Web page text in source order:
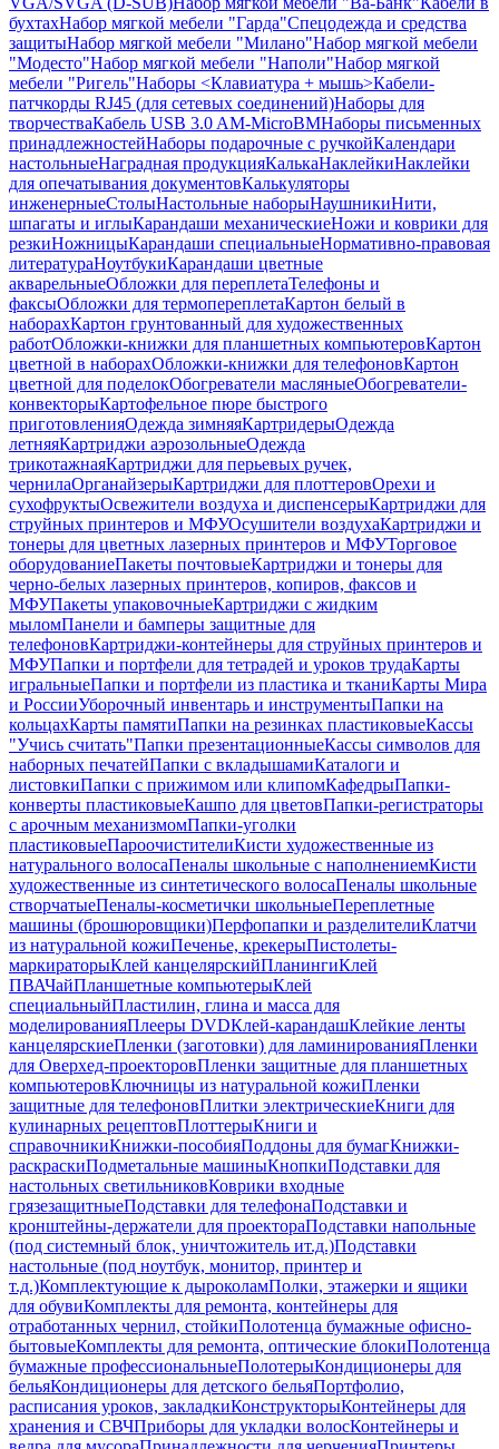
бухтахНабор мягкой мебели "Гарда"Спецодежда и средства
защитыНабор мягкой мебели "Милано"Набор мягкой мебели
"Модесто"Набор мягкой мебели "Наполи"Набор мягкой
мебели "Ригель"Наборы <Клавиатура + мышь>Кабели-
патчкорды RJ45 (для сетевых соединений)Наборы для
творчестваКабель USB 3.0 AM-MicroBMНаборы письменных
принадлежностейНаборы подарочные с ручкойКалендари
настольныеНаградная продукцияКалькаНаклейкиНаклейки
для опечатывания документовКалькуляторы
инженерныеСтолыНастольные наборыНаушникиНити,
шпагаты и иглыКарандаши механическиеНожи и коврики для
резкиНожницыКарандаши специальныеНормативно-правовая
литератураНоутбукиКарандаши цветные
акварельныеОбложки для переплетаТелефоны и
факсыОбложки для термопереплетаКартон белый в
наборахКартон грунтованный для художественных
работОбложки-книжки для планшетных компьютеровКартон
цветной в наборахОбложки-книжки для телефоновКартон
цветной для поделокОбогреватели масляныеОбогреватели-
конвекторыКартофельное пюре быстрого
приготовленияОдежда зимняяКартридерыОдежда
летняяКартриджи аэрозольныеОдежда
трикотажнаяКартриджи для перьевых ручек,
чернилаОрганайзерыКартриджи для плоттеровОрехи и
сухофруктыОсвежители воздуха и диспенсерыКартриджи для
струйных принтеров и МФУОсушители воздухаКартриджи и
тонеры для цветных лазерных принтеров и МФУТорговое
оборудованиеПакеты почтовыеКартриджи и тонеры для
черно-белых лазерных принтеров, копиров, факсов и
МФУПакеты упаковочныеКартриджи с жидким
мыломПанели и бамперы защитные для
телефоновКартриджи-контейнеры для струйных принтеров и
МФУПапки и портфели для тетрадей и уроков трудаКарты
игральныеПапки и портфели из пластика и тканиКарты Мира
и РоссииУборочный инвентарь и инструментыПапки на
кольцахКарты памятиПапки на резинках пластиковыеКассы
"Учись считать"Папки презентационныеКассы символов для
наборных печатейПапки с вкладышамиКаталоги и
листовкиПапки с прижимом или клипомКафедрыПапки-
конверты пластиковыеКашпо для цветовПапки-регистраторы
с арочным механизмомПапки-уголки
пластиковыеПароочистителиКисти художественные из
натурального волосаПеналы школьные с наполнениемКисти
художественные из синтетического волосаПеналы школьные
створчатыеПеналы-косметички школьныеПереплетные
машины (брошюровщики)Перфопапки и разделителиКлатчи
из натуральной кожиПеченье, крекерыПистолеты-
маркираторыКлей канцелярскийПланингиКлей
ПВАЧайПланшетные компьютерыКлей
специальныйПластилин, глина и масса для
моделированияПлееры DVDКлей-карандашКлейкие ленты
канцелярскиеПленки (заготовки) для ламинированияПленки
для Оверхед-проекторовПленки защитные для планшетных
компьютеровКлючницы из натуральной кожиПленки
защитные для телефоновПлитки электрическиеКниги для
кулинарных рецептовПлоттерыКниги и
справочникиКнижки-пособияПоддоны для бумагКнижки-
раскраскиПодметальные машиныКнопкиПодставки для
настольных светильниковКоврики входные
грязезащитныеПодставки для телефонаПодставки и
кронштейны-держатели для проектораПодставки напольные
(под системный блок, уничтожитель ит.д.)Подставки
настольные (под ноутбук, монитор, принтер и
т.д.)Комплектующие к дыроколамПолки, этажерки и ящики
для обувиКомплекты для ремонта, контейнеры для
отработанных чернил, стойкиПолотенца бумажные офисно-
бытовыеКомплекты для ремонта, оптические блокиПолотенца
бумажные профессиональныеПолотерыКондиционеры для
бельяКондиционеры для детского бельяПортфолио,
расписания уроков, закладкиКонструкторыКонтейнеры для
хранения и СВЧПриборы для укладки волосКонтейнеры и